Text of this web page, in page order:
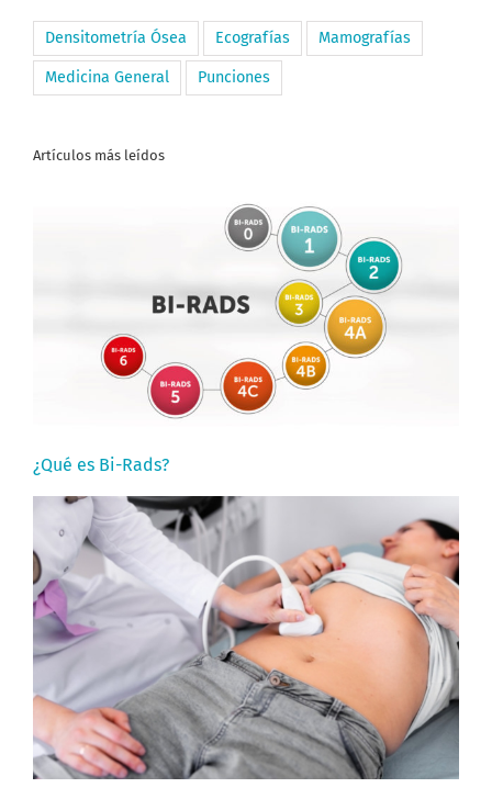
Densitometría Ósea Ecografías Mamografías
Medicina General Punciones
Artículos más leídos
¿Qué es Bi-Rads?